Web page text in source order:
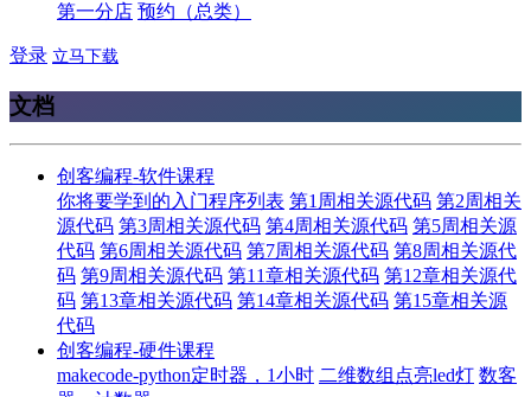
第一分店 预约（总类）
登录 立马下载
文档
创客编程-软件课程
你将要学到的入门程序列表 第1周相关源代码 第2周相关
源代码 第3周相关源代码 第4周相关源代码 第5周相关源
代码 第6周相关源代码 第7周相关源代码 第8周相关源代
码 第9周相关源代码 第11章相关源代码 第12章相关源代
码 第13章相关源代码 第14章相关源代码 第15章相关源
代码
创客编程-硬件课程
makecode-python定时器，1小时 二维数组点亮led灯 数客